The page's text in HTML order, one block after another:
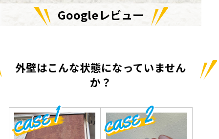
Googleレビュー
外壁はこんな状態になっていません
か？